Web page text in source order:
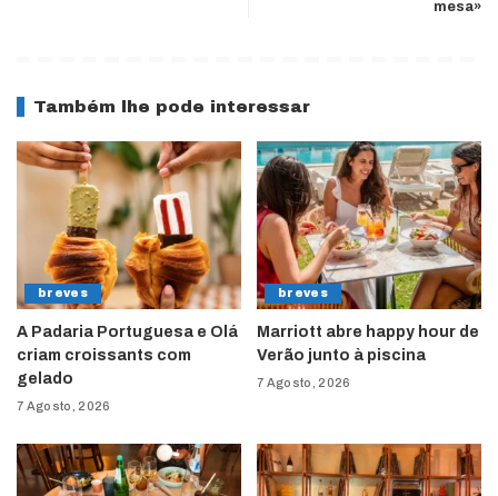
mesa»
Também lhe pode interessar
breves
A Padaria Portuguesa e Olá
criam croissants com
gelado
7 Agosto, 2026
breves
Marriott abre happy hour de
Verão junto à piscina
7 Agosto, 2026